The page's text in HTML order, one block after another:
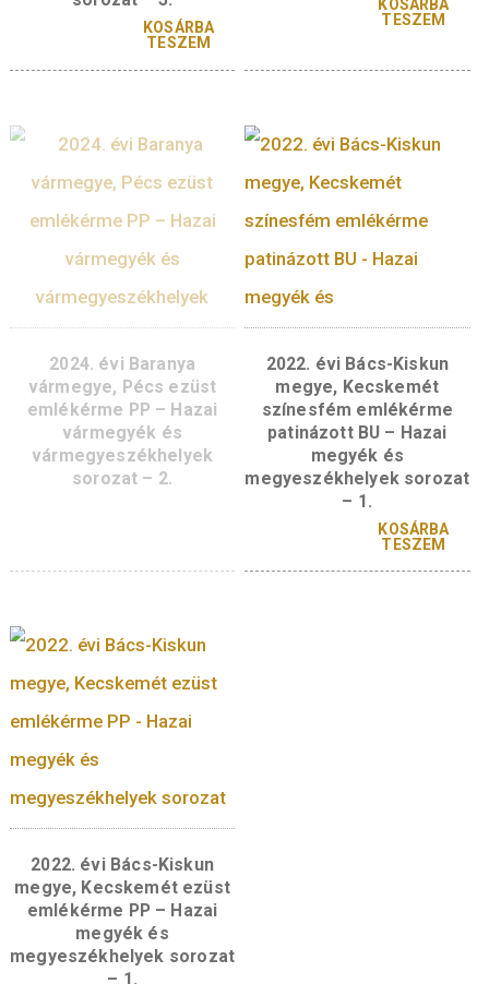
2025. évi Békés
vármegye, Békéscsaba
színesfém emlékérme
patinázott BU – Hazai
vármegyék és
vármegyeszékhelyek
sorozat – 3.
2025. évi Békés
vármegye,
ezüst emlékérme
Hazai vármegyék
sorozat – 3.
2024. évi Baranya
vármegye, Pécs ezüst
emlékérme PP – Hazai